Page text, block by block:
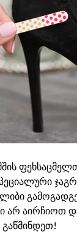
არ აირჩიოთ